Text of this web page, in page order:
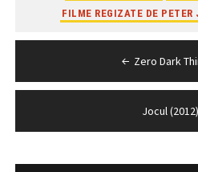
FILME REGIZATE DE PETER
în
Zero Dark
Jocul (2012)